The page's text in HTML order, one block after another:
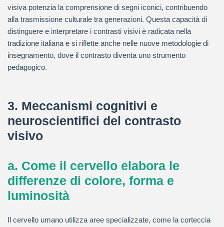
visiva potenzia la comprensione di segni iconici, contribuendo
alla trasmissione culturale tra generazioni. Questa capacità di
distinguere e interpretare i contrasti visivi è radicata nella
tradizione italiana e si riflette anche nelle nuove metodologie di
insegnamento, dove il contrasto diventa uno strumento
pedagogico.
3. Meccanismi cognitivi e
neuroscientifici del contrasto
visivo
a. Come il cervello elabora le
differenze di colore, forma e
luminosità
Il cervello umano utilizza aree specializzate, come la corteccia